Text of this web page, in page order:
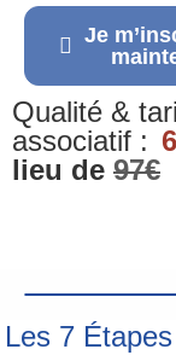
Je
Qualité &
associatif :
lieu de 97€
Les 7